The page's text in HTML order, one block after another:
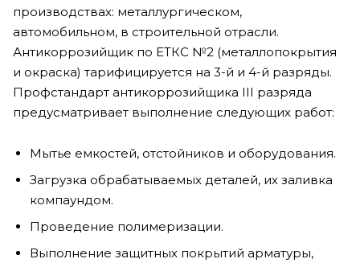
производствах: металлургическом,
автомобильном, в строительной отрасли.
Антикоррозийщик по ЕТКС №2 (металлопокрытия
и окраска) тарифицируется на 3-й и 4-й разряды.
Профстандарт антикоррозийщика III разряда
предусматривает выполнение следующих работ:
Мытье емкостей, отстойников и оборудования.
Загрузка обрабатываемых деталей, их заливка
компаундом.
Проведение полимеризации.
Выполнение защитных покрытий арматуры,